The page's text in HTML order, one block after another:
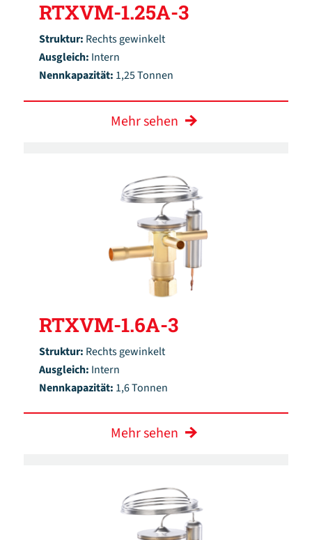
RTXVM-1.25A-3
Struktur: Rechts gewinkelt
Ausgleich: Intern
Nennkapazität: 1,25 Tonnen
Mehr sehen
RTXVM-1.6A-3
Struktur: Rechts gewinkelt
Ausgleich: Intern
Nennkapazität: 1,6 Tonnen
Mehr sehen